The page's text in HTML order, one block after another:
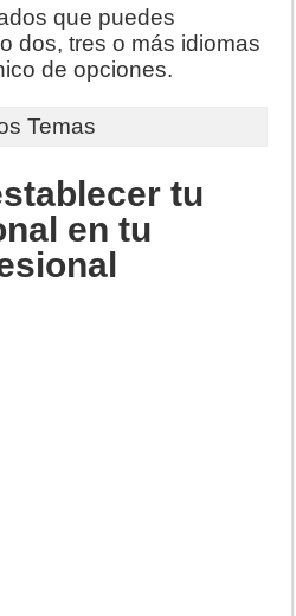
que puedes
dos, tres o más idiomas
de opciones.
Temas
tu
en tu